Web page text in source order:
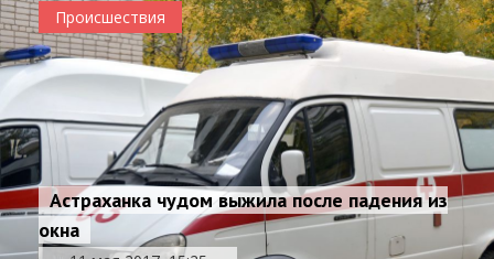
Происшествия
Астраханка чудом выжила после падения из
окна